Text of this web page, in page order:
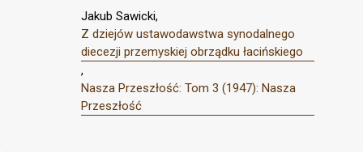
Jakub Sawicki,
Z dziejów ustawodawstwa synodalnego
diecezji przemyskiej obrządku łacińskiego
,
Nasza Przeszłość: Tom 3 (1947): Nasza
Przeszłość